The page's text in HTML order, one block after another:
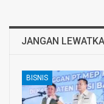
JANGAN
BISNIS